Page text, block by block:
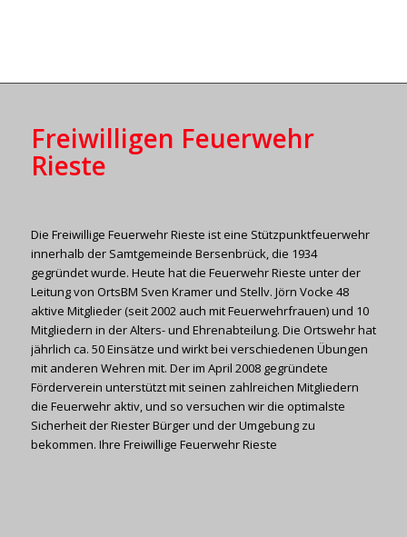
Freiwilligen Feuerwehr
Rieste
Die Freiwillige Feuerwehr Rieste ist eine Stützpunktfeuerwehr
innerhalb der Samtgemeinde Bersenbrück, die 1934
gegründet wurde. Heute hat die Feuerwehr Rieste unter der
Leitung von OrtsBM Sven Kramer und Stellv. Jörn Vocke 48
aktive Mitglieder (seit 2002 auch mit Feuerwehrfrauen) und 10
Mitgliedern in der Alters- und Ehrenabteilung. Die Ortswehr hat
jährlich ca. 50 Einsätze und wirkt bei verschiedenen Übungen
mit anderen Wehren mit. Der im April 2008 gegründete
Förderverein unterstützt mit seinen zahlreichen Mitgliedern
die Feuerwehr aktiv, und so versuchen wir die optimalste
Sicherheit der Riester Bürger und der Umgebung zu
bekommen. Ihre Freiwillige Feuerwehr Rieste